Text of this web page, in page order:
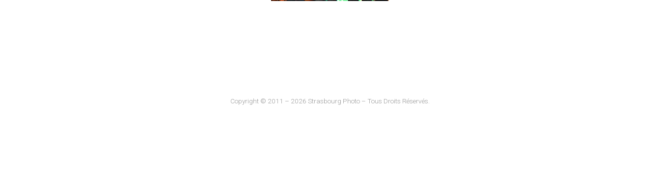
Copyright © 2011 – 2026 Strasbourg Photo – Tous Droits Réservés.